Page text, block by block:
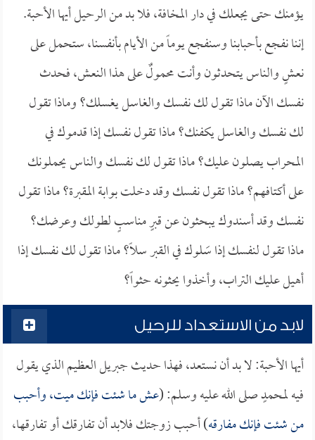
يؤمنك حتى يجعلك في دار المخافة، فلا بد من الرحيل أيها الأحبة.
إننا نفجع بأحبابنا وسنفجع يوماً من الأيام بأنفسنا، ستحمل على
نعشٍ والناس يتحدثون وأنت محمولٌ على هذا النعش، فحدث
نفسك الآن ماذا تقول لك نفسك والغاسل يغسلك؟ وماذا تقول
لك نفسك والغاسل يكفنك؟ ماذا تقول نفسك إذا قدموك في
المحراب يصلون عليك؟ ماذا تقول لك نفسك والناس يحملونك
على أكتافهم؟ ماذا تقول نفسك وقد دخلت بوابة المقبرة؟ ماذا تقول
نفسك وقد أسندوك يبحثون عن قبرٍ مناسبٍ لطولك وعرضك؟
ماذا تقول لنفسك إذا سَلوك في القبر سلاً؟ ماذا تقول لك نفسك إذا
أهيل عليك التراب، وأخذوا يحثونه حثواً؟
لابد من الاستعداد للرحيل
أيها الأحبة: لا بد أن نستعد، فهذا حديث جبريل العظيم الذي يقول
فيه لمحمدٍ صلى الله عليه وسلم: (عش ما شئت فإنك ميت، وأحبب
من شئت فإنك مفارقه) أحبب زوجتك فلابد أن تفارقك أو تفارقها،